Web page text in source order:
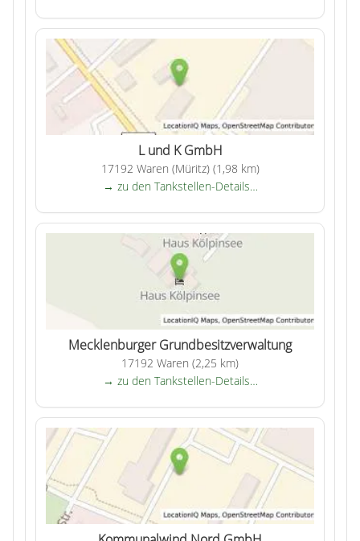
L und K GmbH
17192 Waren (Müritz) (1,98 km)
→ zu den Tankstellen-Details…
Mecklenburger Grundbesitzverwaltung
17192 Waren (2,25 km)
→ zu den Tankstellen-Details…